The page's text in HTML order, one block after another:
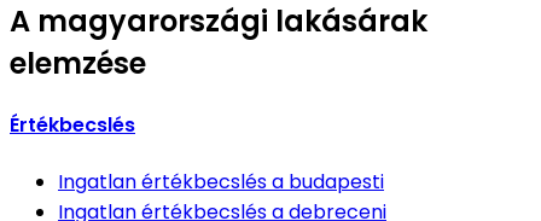
A magyarországi lakásárak
elemzése
Értékbecslés
Ingatlan értékbecslésa budapesti
Ingatlan értékbecslésa debreceni